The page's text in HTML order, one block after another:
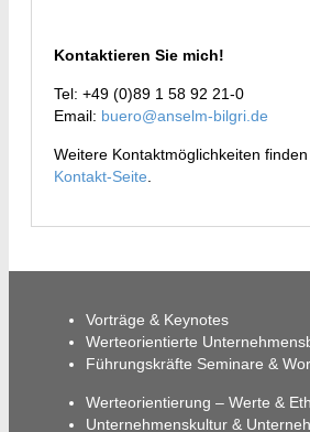
Kontaktieren Sie mich!
Tel: +49 (0)89 1 58 92 21-0
Email: buero@anselm-bilgri.de
Weitere Kontaktmöglichkeiten
Kontakt-Seite
Vorträge & Keynotes
Werteorientierte
Führungskräfte Seminare &
Werteorientierung – Werte &
Unternehmenskultur &